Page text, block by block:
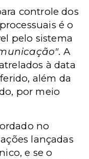
controle dos
é o
pelo sistema
. A
à data
além da
por meio
no
lançadas
e se o